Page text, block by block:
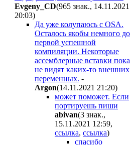
Evgeny_CD(965 знак., 14.11.2021
20:03)
Да уже колупаюсь с OSA.
Осталось якобы немного до
первой успешной
компиляции. Некоторые
ассемблерные вставки пока
не видят каких-то внешних
переменных. -
Argon(14.11.2021 21:20)
может поможет. Если
портируешь пиши
abivan(3 знак.,
15.11.2021 12:59,
ссылка, ссылка)
спасибо